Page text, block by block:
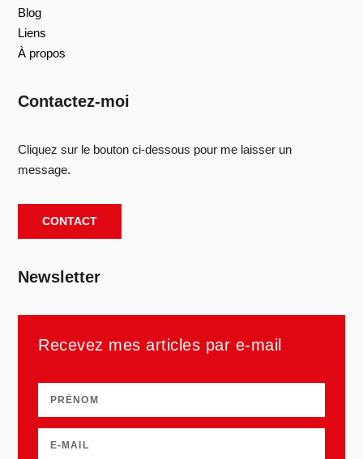
Blog
Liens
À propos
Contactez-moi
Cliquez sur le bouton ci-dessous pour me laisser un
message.
CONTACT
Newsletter
Recevez mes articles par e-mail